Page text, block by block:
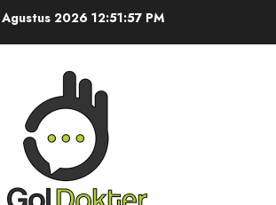
2026 12:51:57 PM